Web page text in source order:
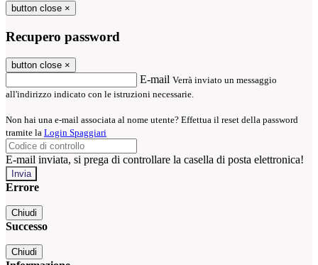
button close ×
Recupero password
button close ×
E-mail Verrà inviato un messaggio
all'indirizzo indicato con le istruzioni necessarie.
Non hai una e-mail associata al nome utente? Effettua il reset della password
tramite la Login Spaggiari
E-mail inviata, si prega di controllare la casella di posta elettronica!
Errore
Chiudi
Successo
Chiudi